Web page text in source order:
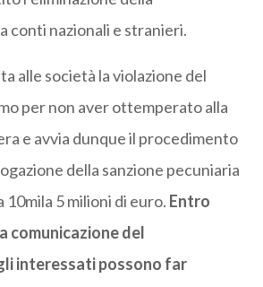
conti nazionali e stranieri.
alle società la violazione del
per non aver ottemperato alla
e avvia dunque il procedimento
della sanzione pecuniaria
10mila 5 milioni di euro. Entro
comunicazione del
interessati possono far